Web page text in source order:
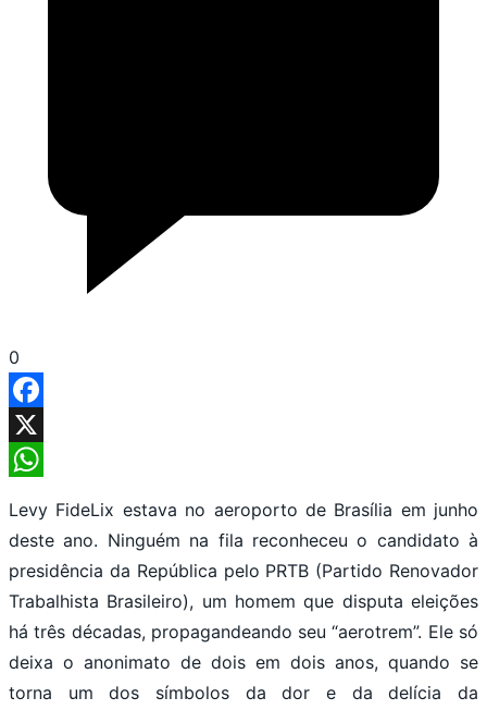
0
Facebook
X
Levy FideLix estava no aeroporto de Brasília em junho
deste ano. Ninguém na fila reconheceu o candidato à
presidência da República pelo PRTB (Partido Renovador
Trabalhista Brasileiro), um homem que disputa eleições
há três décadas, propagandeando seu “aerotrem”. Ele só
deixa o anonimato de dois em dois anos, quando se
torna um dos símbolos da dor e da delícia da